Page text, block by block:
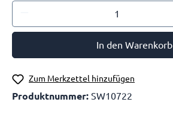
In den Warenkorb
Zum Merkzettel hinzufügen
Produktnummer: SW10722